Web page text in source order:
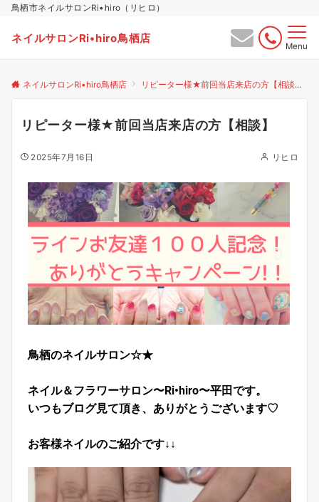
鳥栖市ネイルサロンRi•hiro（リヒロ）
ネイルサロンRi•hiro鳥栖店
Menu
ネイルサロンRi•hiro鳥栖店 リピーター様★前回当店来店の方【相談】
リピーター様★前回当店来店の方【相談】
2025年7月16日 リヒロ
鳥栖のネイルサロン☆★
ネイル＆フラワーサロン〜Ri•hiro〜平田です。
いつもブログ見て頂き、ありがとうございます♡
お客様ネイルのご紹介です↓↓